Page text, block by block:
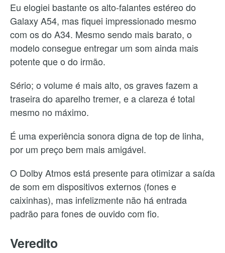
Eu elogiei bastante os alto-falantes estéreo do
Galaxy A54, mas fiquei impressionado mesmo
com os do A34. Mesmo sendo mais barato, o
modelo consegue entregar um som ainda mais
potente que o do irmão.
Sério; o volume é mais alto, os graves fazem a
traseira do aparelho tremer, e a clareza é total
mesmo no máximo.
É uma experiência sonora digna de top de linha,
por um preço bem mais amigável.
O Dolby Atmos está presente para otimizar a saída
de som em dispositivos externos (fones e
caixinhas), mas infelizmente não há entrada
padrão para fones de ouvido com fio.
Veredito